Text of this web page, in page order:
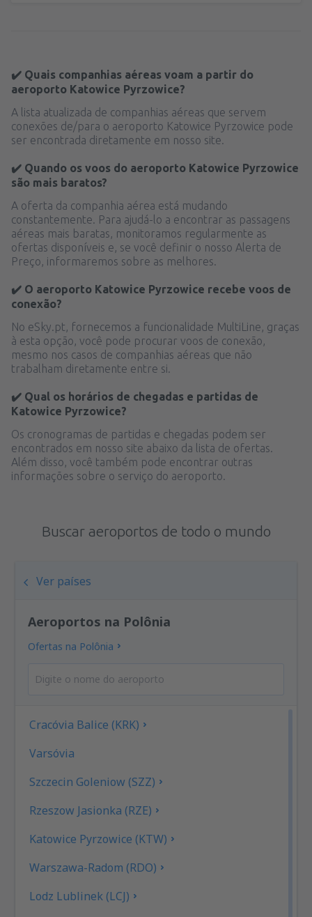
✔️ Quais companhias aéreas voam a partir do
aeroporto Katowice Pyrzowice?
A lista atualizada de companhias aéreas que servem
conexões de/para o aeroporto Katowice Pyrzowice pode
ser encontrada diretamente em nosso site.
✔️ Quando os voos do aeroporto Katowice Pyrzowice
são mais baratos?
A oferta da companhia aérea está mudando
constantemente. Para ajudá-lo a encontrar as passagens
aéreas mais baratas, monitoramos regularmente as
ofertas disponíveis e, se você definir o nosso Alerta de
Preço, informaremos sobre as melhores.
✔️ O aeroporto Katowice Pyrzowice recebe voos de
conexão?
No eSky.pt, fornecemos a funcionalidade MultiLine, graças
à esta opção, você pode procurar voos de conexão,
mesmo nos casos de companhias aéreas que não
trabalham diretamente entre si.
✔️ Qual os horários de chegadas e partidas de
Katowice Pyrzowice?
Os cronogramas de partidas e chegadas podem ser
encontrados em nosso site abaixo da lista de ofertas.
Além disso, você também pode encontrar outras
informações sobre o serviço do aeroporto.
Buscar aeroportos de todo o mundo
Ver países
Aeroportos na Polônia
Ofertas na Polônia
Cracóvia Balice (KRK)
Varsóvia
Szczecin Goleniow (SZZ)
Rzeszow Jasionka (RZE)
Katowice Pyrzowice (KTW)
Warszawa-Radom (RDO)
Lodz Lublinek (LCJ)